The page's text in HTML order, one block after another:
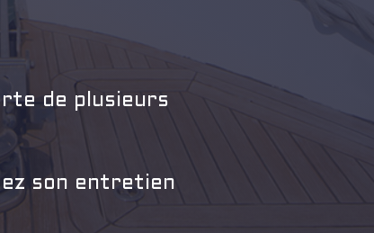
de plusieurs
son entretien